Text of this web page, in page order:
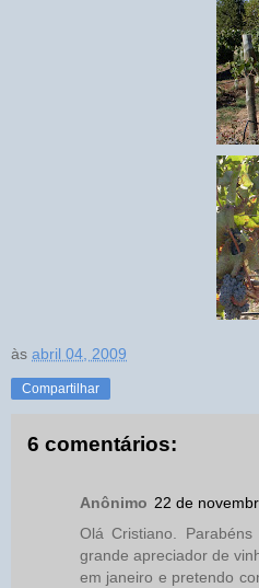
às abril 04, 2009
Compartilhar
6 comentários:
Anônimo 22 de
Olá Cristiano.
grande apreciador de
em janeiro e pretendo